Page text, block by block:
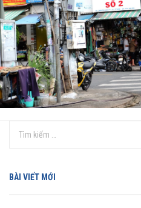
BÀI VIẾT MỚI